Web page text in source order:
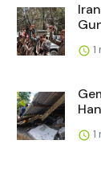
1
1